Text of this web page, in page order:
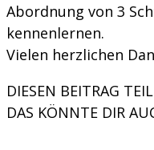
Abordnung von 3
kennenlernen.
Vielen herzlichen
DIESEN BEITRAG
DAS KÖNNTE DIR